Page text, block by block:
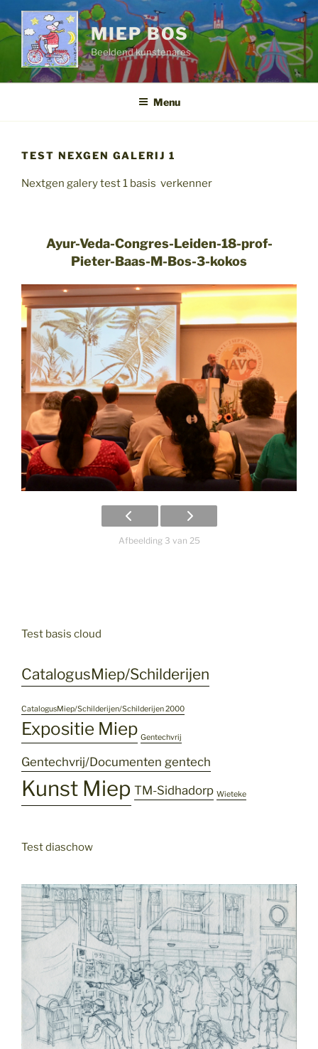
naar
de
inhoud
MIEP BOS
Beeldend kunstenares
Menu
TEST NEXGEN GALERIJ 1
Nextgen galery test 1 basis verkenner
Ayur-Veda-Congres-Leiden-18-prof-
Pieter-Baas-M-Bos-3-kokos
Afbeelding 3 van 25
Test basis cloud
CatalogusMiep/Schilderijen
CatalogusMiep/Schilderijen/Schilderijen 2000
Expositie Miep Gentechvrij
Gentechvrij/Documenten gentech
Kunst Miep TM-Sidhadorp Wieteke
Test diaschow